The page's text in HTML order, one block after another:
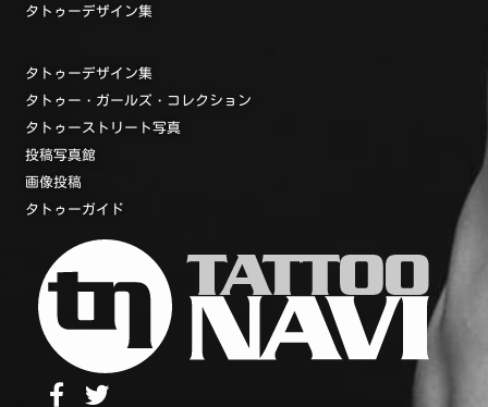
タトゥーデザイン集
タトゥーデザイン集
タトゥー・ガールズ・コレクション
タトゥーストリート写真
投稿写真館
画像投稿
タトゥーガイド